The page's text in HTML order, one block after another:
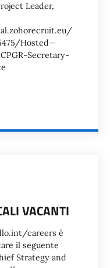
Leader,
Hosted—
Secretary-
VACANTI
careers è
il seguente
Strategy and